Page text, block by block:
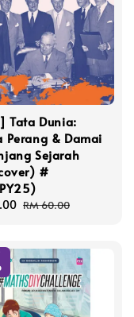
Tata Dunia:
Perang & Damai
Sejarah
#
Regular
RM 60.00